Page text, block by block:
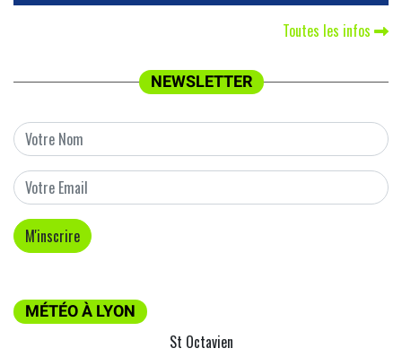
Toutes les infos
NEWSLETTER
MÉTÉO À LYON
St Octavien